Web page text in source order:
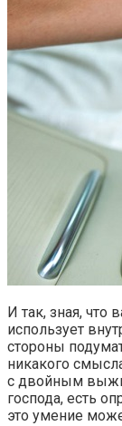
И так, зная, что
использует
стороны
никакого
с двойным
господа, есть
это умение